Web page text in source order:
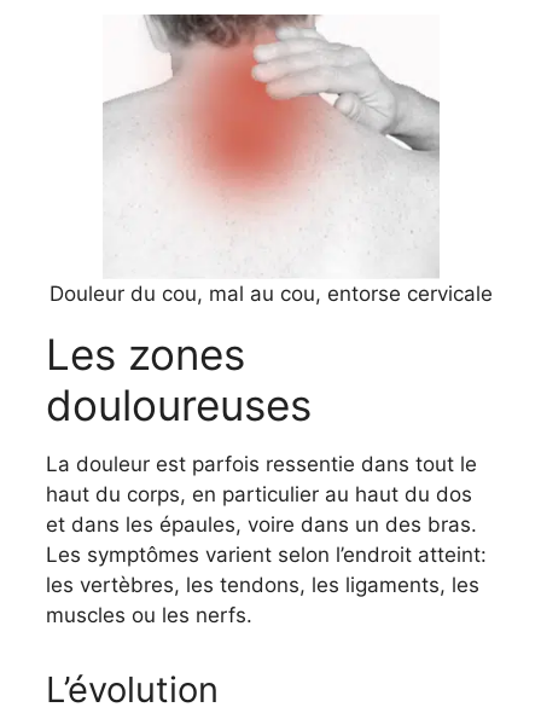
Douleur du cou, mal au cou, entorse cervicale
Les zones
douloureuses
La douleur est parfois ressentie dans tout le
haut du corps, en particulier au haut du dos
et dans les épaules, voire dans un des bras.
Les symptômes varient selon l’endroit atteint:
les vertèbres, les tendons, les ligaments, les
muscles ou les nerfs.
L’évolution